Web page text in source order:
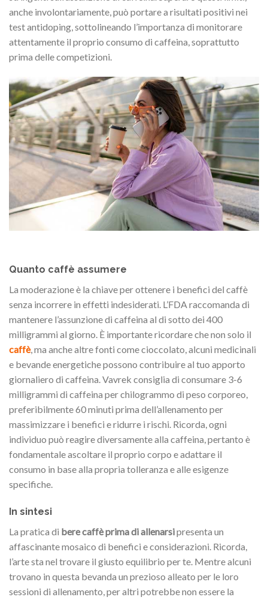
anche involontariamente, può portare a risultati positivi nei
test antidoping, sottolineando l’importanza di monitorare
attentamente il proprio consumo di caffeina, soprattutto
prima delle competizioni.
Quanto caffè assumere
La moderazione è la chiave per ottenere i benefici del caffè
senza incorrere in effetti indesiderati. L’FDA raccomanda di
mantenere l’assunzione di caffeina al di sotto dei 400
milligrammi al giorno. È importante ricordare che non solo il
caffè, ma anche altre fonti come cioccolato, alcuni medicinali
e bevande energetiche possono contribuire al tuo apporto
giornaliero di caffeina. Vavrek consiglia di consumare 3-6
milligrammi di caffeina per chilogrammo di peso corporeo,
preferibilmente 60 minuti prima dell’allenamento per
massimizzare i benefici e ridurre i rischi. Ricorda, ogni
individuo può reagire diversamente alla caffeina, pertanto è
fondamentale ascoltare il proprio corpo e adattare il
consumo in base alla propria tolleranza e alle esigenze
specifiche.
In sintesi
La pratica di bere caffè prima di allenarsipresenta un
affascinante mosaico di benefici e considerazioni. Ricorda,
l’arte sta nel trovare il giusto equilibrio per te. Mentre alcuni
trovano in questa bevanda un prezioso alleato per le loro
sessioni di allenamento, per altri potrebbe non essere la